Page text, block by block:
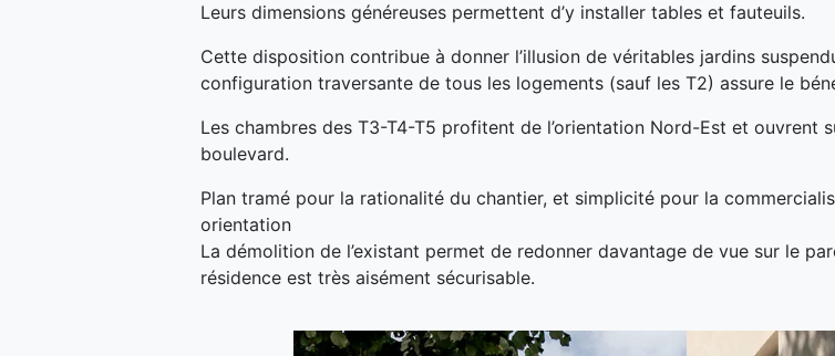
Leurs dimensions généreuses permettent d’y installer tables et fauteuils.
Cette disposition contribue à donner l’illusion de véritables jardins
configuration traversante de tous les logements (sauf les T2) assure le
Les chambres des T3-T4-T5 profitent de l’orientation Nord-Est et ouvrent
boulevard.
Plan tramé pour la rationalité du chantier, et simplicité pour la
orientation
La démolition de l’existant permet de redonner davantage de vue sur le
résidence est très aisément sécurisable.